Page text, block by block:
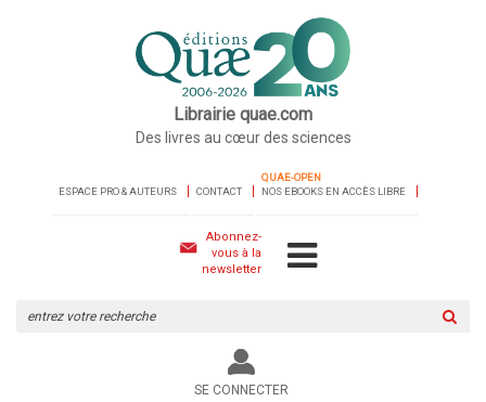
Librairie quae.com
Des livres au cœur des sciences
ESPACE PRO & AUTEURS CONTACT
QUAE-OPEN
NOS EBOOKS EN ACCÈS LIBRE
Abonnez-
vous à la
newsletter
le
site
SE CONNECTER